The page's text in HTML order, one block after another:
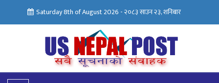
Saturday 8th of August 2026 -२०८३ साउन २३, शनिबार